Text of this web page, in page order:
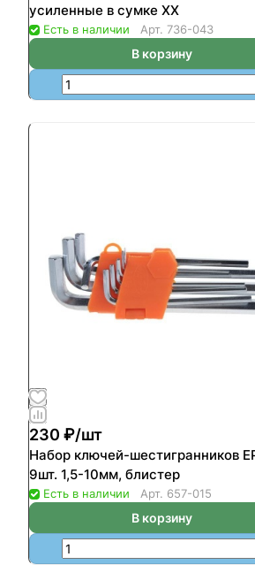
усиленные в сумке ХХ
Есть в наличии Арт. 736-043
В корзину
230 ₽/шт
Набор ключей-шестигранников
9шт. 1,5-10мм, блистер
Есть в наличии Арт. 657-015
В корзину